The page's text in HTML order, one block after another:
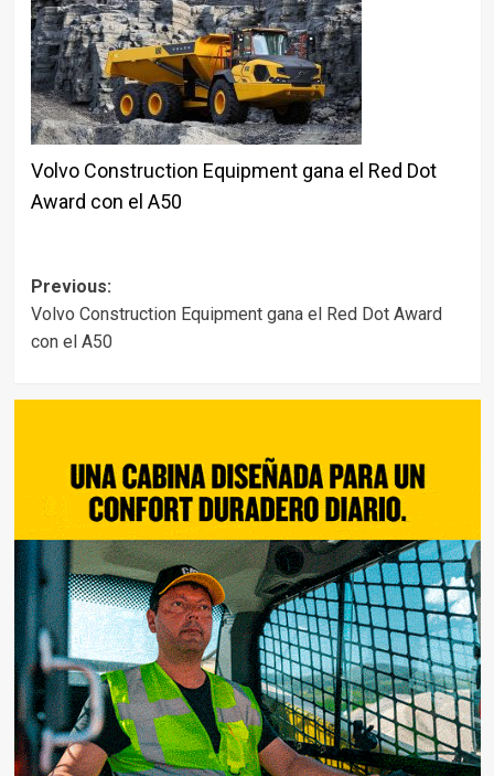
Volvo Construction Equipment gana el Red Dot
Award con el A50
Post
navigation
Previous:
Volvo Construction Equipment gana el Red Dot Award
con el A50